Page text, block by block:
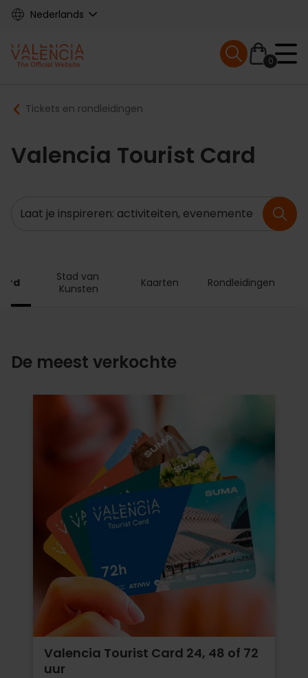
Skip
content
Nederlands
Main
navigation
0
Mobile menu
Breadcrumb
Tickets en rondleidingen
Valencia Tourist Card
Zoeken
Stad van
Kunsten
Kaarten Rondleidingen
De meest verkochte
Valencia Tourist Card 24, 48 of 72
uur